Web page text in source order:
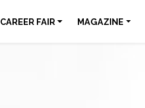
CAREER FAIR MAGAZINE